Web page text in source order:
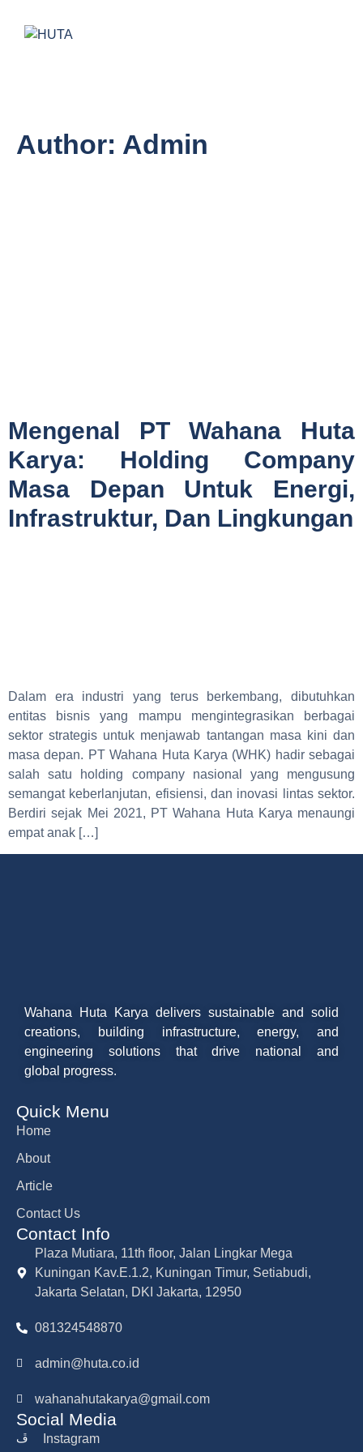
Author: Admin
Mengenal PT Wahana Huta
Karya: Holding Company
Masa Depan Untuk Energi,
Infrastruktur, Dan Lingkungan
Dalam era industri yang terus berkembang, dibutuhkan
entitas bisnis yang mampu mengintegrasikan berbagai
sektor strategis untuk menjawab tantangan masa kini dan
masa depan. PT Wahana Huta Karya (WHK) hadir sebagai
salah satu holding company nasional yang mengusung
semangat keberlanjutan, efisiensi, dan inovasi lintas sektor.
Berdiri sejak Mei 2021, PT Wahana Huta Karya menaungi
empat anak […]
Wahana Huta Karya delivers sustainable and solid
creations, building infrastructure, energy, and
engineering solutions that drive national and
global progress.
Quick Menu
Home
About
Article
Contact Us
Contact Info
Plaza Mutiara, 11th floor, Jalan Lingkar Mega
Kuningan Kav.E.1.2, Kuningan Timur, Setiabudi,
Jakarta Selatan, DKI Jakarta, 12950
081324548870
admin@huta.co.id
wahanahutakarya@gmail.com
Social Media
Instagram